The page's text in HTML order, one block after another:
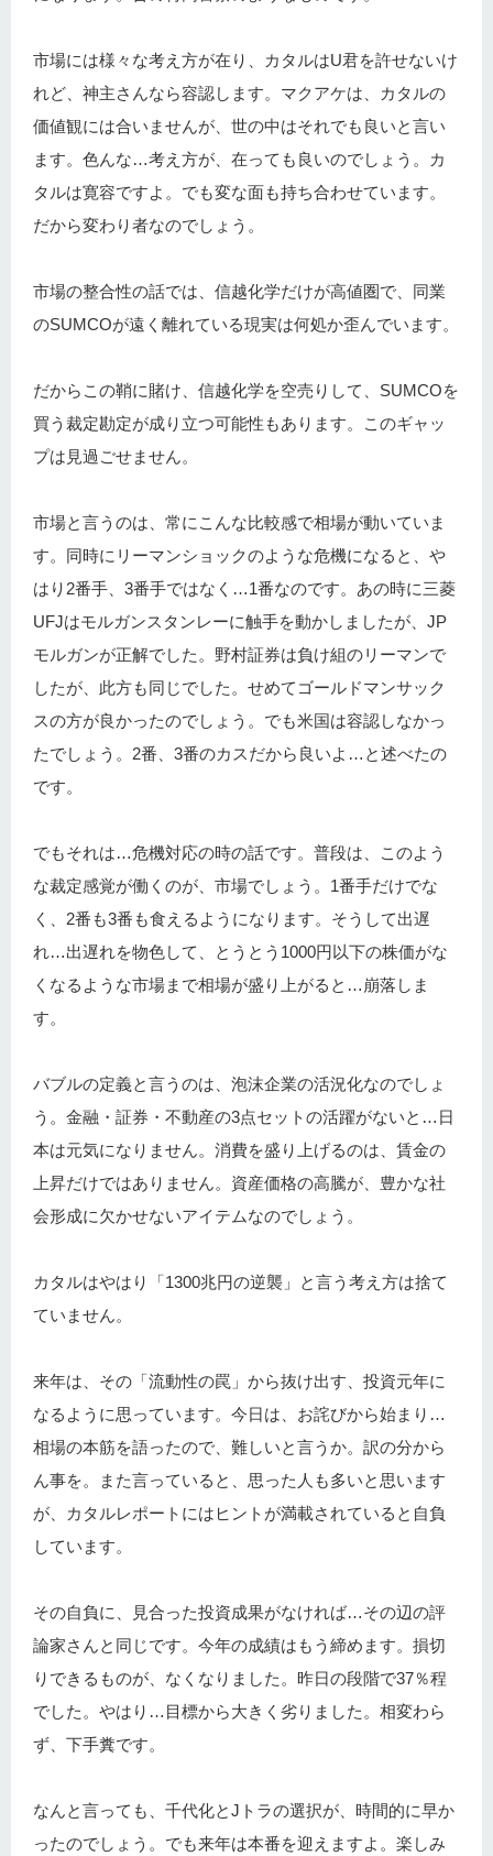
市場には様々な考え方が在り、カタルはU君を許せないけ
れど、神主さんなら容認します。マクアケは、カタルの
価値観には合いませんが、世の中はそれでも良いと言い
ます。色んな…考え方が、在っても良いのでしょう。カ
タルは寛容ですよ。でも変な面も持ち合わせています。
だから変わり者なのでしょう。
市場の整合性の話では、信越化学だけが高値圏で、同業
のSUMCOが遠く離れている現実は何処か歪んでいます。
だからこの鞘に賭け、信越化学を空売りして、SUMCOを
買う裁定勘定が成り立つ可能性もあります。このギャッ
プは見過ごせません。
市場と言うのは、常にこんな比較感で相場が動いていま
す。同時にリーマンショックのような危機になると、や
はり2番手、3番手ではなく…1番なのです。あの時に三菱
UFJはモルガンスタンレーに触手を動かしましたが、JP
モルガンが正解でした。野村証券は負け組のリーマンで
したが、此方も同じでした。せめてゴールドマンサック
スの方が良かったのでしょう。でも米国は容認しなかっ
たでしょう。2番、3番のカスだから良いよ…と述べたの
です。
でもそれは…危機対応の時の話です。普段は、このよう
な裁定感覚が働くのが、市場でしょう。1番手だけでな
く、2番も3番も食えるようになります。そうして出遅
れ…出遅れを物色して、とうとう1000円以下の株価がな
くなるような市場まで相場が盛り上がると…崩落しま
す。
バブルの定義と言うのは、泡沫企業の活況化なのでしょ
う。金融・証券・不動産の3点セットの活躍がないと…日
本は元気になりません。消費を盛り上げるのは、賃金の
上昇だけではありません。資産価格の高騰が、豊かな社
会形成に欠かせないアイテムなのでしょう。
カタルはやはり「1300兆円の逆襲」と言う考え方は捨て
ていません。
来年は、その「流動性の罠」から抜け出す、投資元年に
なるように思っています。今日は、お詫びから始まり…
相場の本筋を語ったので、難しいと言うか。訳の分から
ん事を。また言っていると、思った人も多いと思います
が、カタルレポートにはヒントが満載されていると自負
しています。
その自負に、見合った投資成果がなければ…その辺の評
論家さんと同じです。今年の成績はもう締めます。損切
りできるものが、なくなりました。昨日の段階で37％程
でした。やはり…目標から大きく劣りました。相変わら
ず、下手糞です。
なんと言っても、千代化とJトラの選択が、時間的に早か
ったのでしょう。でも来年は本番を迎えますよ。楽しみ